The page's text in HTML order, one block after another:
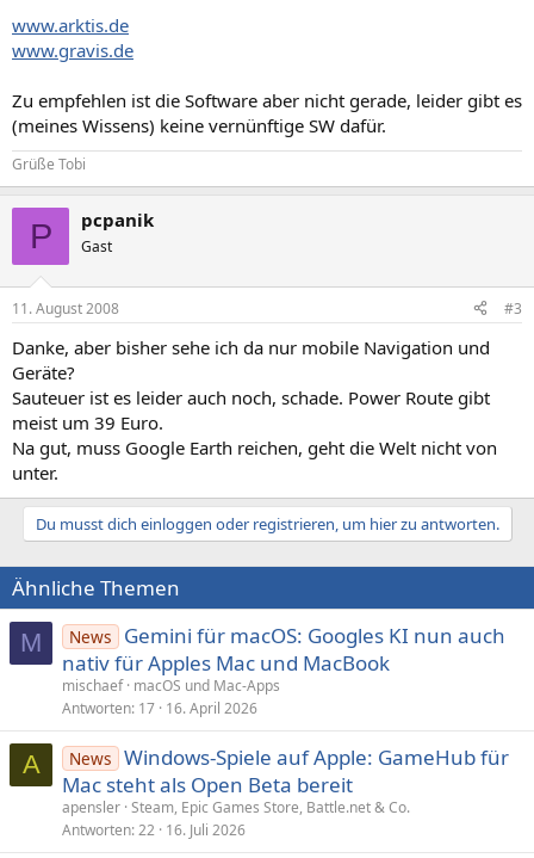
www.arktis.de
www.gravis.de
Zu empfehlen ist die Software aber nicht gerade, leider gibt es
(meines Wissens) keine vernünftige SW dafür.
Grüße Tobi
P pcpanik
Gast
11. August 2008 #3
Danke, aber bisher sehe ich da nur mobile Navigation und
Geräte?
Sauteuer ist es leider auch noch, schade. Power Route gibt
meist um 39 Euro.
Na gut, muss Google Earth reichen, geht die Welt nicht von
unter.
Du musst dich einloggen oder registrieren, um hier zu antworten.
Ähnliche Themen
M News
Gemini für macOS: Googles KI nun auch
nativ für Apples Mac und MacBook
mischaef macOS und Mac-Apps
Antworten 17 16. April 2026
A News Windows-Spiele auf Apple: GameHub für
Mac steht als Open Beta bereit
apensler Steam, Epic Games Store, Battle.net & Co.
Antworten 22 16. Juli 2026